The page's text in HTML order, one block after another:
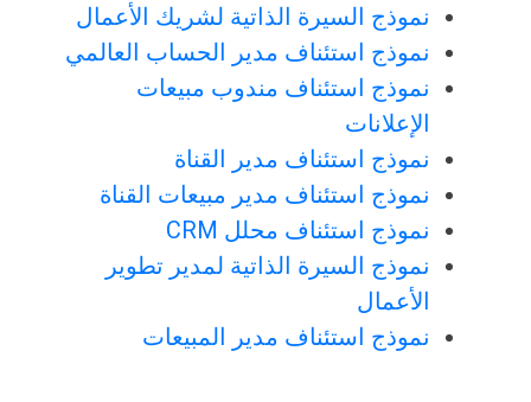
نموذج السيرة الذاتية لشريك الأعمال
نموذج استئناف مدير الحساب العالمي
نموذج استئناف مندوب مبيعات
الإعلانات
نموذج استئناف مدير القناة
نموذج استئناف مدير مبيعات القناة
نموذج استئناف محلل CRM
نموذج السيرة الذاتية لمدير تطوير
الأعمال
نموذج استئناف مدير المبيعات